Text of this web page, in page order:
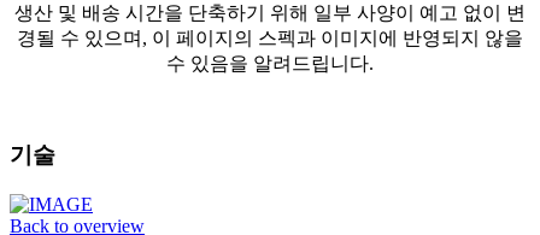
생산 및 배송 시간을 단축하기 위해 일부 사양이 예고 없이 변
경될 수 있으며, 이 페이지의 스펙과 이미지에 반영되지 않을
수 있음을 알려드립니다.
기술
Back to overview